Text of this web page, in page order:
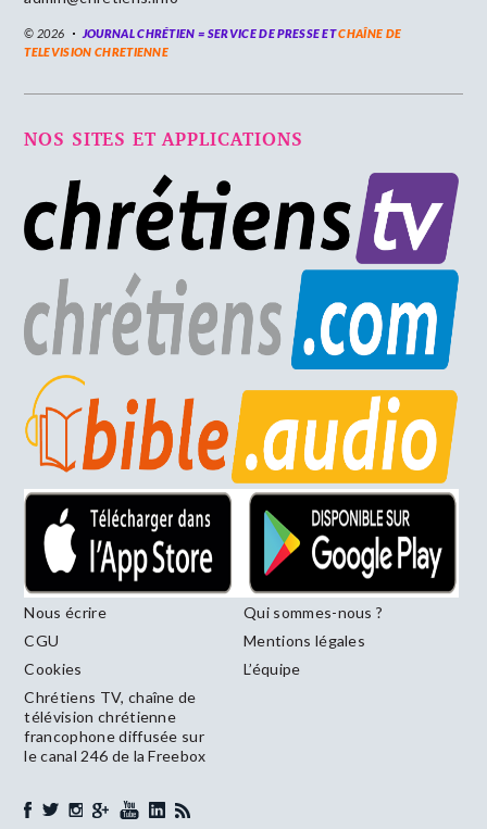
© 2026 JOURNAL CHRÉTIEN = SERVICE DE PRESSE ETCHAÎNE DE
TELEVISION CHRETIENNE
NOS SITES ET APPLICATIONS
Nous écrire
Qui sommes-nous ?
CGU
Mentions légales
Cookies
L’équipe
Chrétiens TV, chaîne de
télévision chrétienne
francophone diffusée sur
le canal 246 de la Freebox